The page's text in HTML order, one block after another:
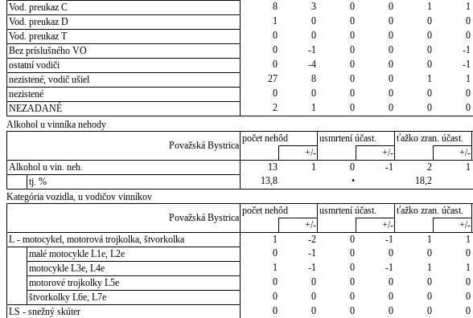
Vod. preukaz C
8 3 0 0 1 1
Vod. preukaz D
1 0 0 0 0 0
Vod. preukaz T
0 0 0 0 0 0
Bez príslušného VO
0 -1 0 0 0 -1
ostatní vodiči
0 -4 0 0 0 -1
nezistené, vodič ušiel
27 8 0 0 1 1
nezistené
0 0 0 0 0 0
NEZADANÉ
2 1 0 0 0 0
Alkohol u vinníka nehody
Považská Bystrica
počet nehôd usmrtení účast. ťažko zran. účast.
+/-
+/- +/-
Alkohol u vin. neh.
13 1 0 -1 2 1
tj. %
13,8 • 18,2
Kategória vozidla, u vodičov vinníkov
Považská Bystrica
počet nehôd usmrtení účast. ťažko zran. účast.
+/-
+/- +/-
L - motocykel, motorová trojkolka, štvorkolka
1 -2 0 -1 1 1
malé motocykle L1e, L2e
0 -1 0 0 0 0
motocykle L3e, L4e
1 -1 0 -1 1 1
motorové trojkolky L5e
0 0 0 0 0 0
štvorkolky L6e, L7e
0 0 0 0 0 0
LS - snežný skúter
0 0 0 0 0 0